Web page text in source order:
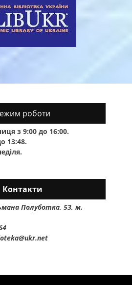
роботи
з 9:00 до 16:00.
13:48.
Контакти
Полуботка, 53, м.